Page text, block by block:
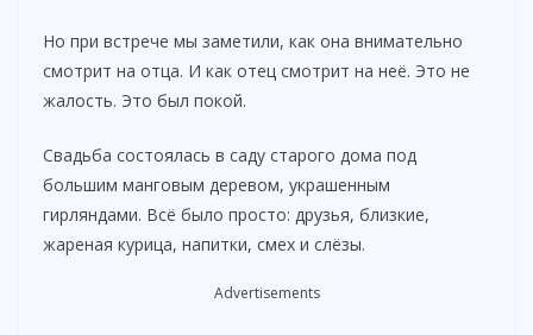
Но при встрече мы заметили, как она внимательно
смотрит на отца. И как отец смотрит на неё. Это не
жалость. Это был покой.
Свадьба состоялась в саду старого дома под
большим манговым деревом, украшенным
гирляндами. Всё было просто: друзья, близкие,
жареная курица, напитки, смех и слёзы.
Advertisements